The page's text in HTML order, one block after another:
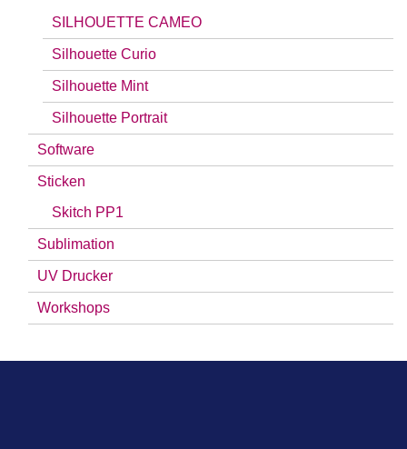
SILHOUETTE CAMEO
Silhouette Curio
Silhouette Mint
Silhouette Portrait
Software
Sticken
Skitch PP1
Sublimation
UV Drucker
Workshops